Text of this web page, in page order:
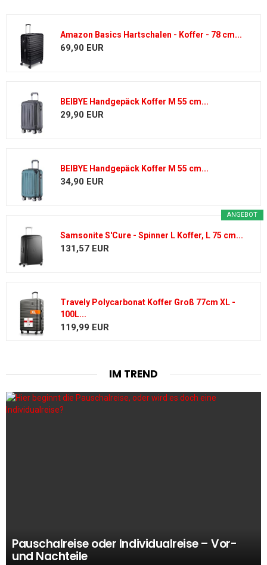
Amazon Basics Hartschalen - Koffer - 78 cm...
69,90 EUR
BEIBYE Handgepäck Koffer M 55 cm...
29,90 EUR
BEIBYE Handgepäck Koffer M 55 cm...
34,90 EUR
ANGEBOT
Samsonite S'Cure - Spinner L Koffer, L 75 cm...
131,57 EUR
Travely Polycarbonat Koffer Groß 77cm XL -
100L...
119,99 EUR
IM TREND
Pauschalreise oder Individualreise – Vor-
und Nachteile